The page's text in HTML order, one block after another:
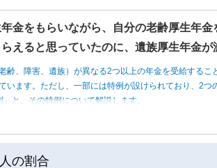
金をもらいながら、自分の老齢厚生年
らえると思っていたのに、遺族厚生年金
齢、障害、遺族）が異なる2つ以上の年金を受給する
います。ただし、一部には特例が設けられており、2
」と、その特例について解説します。
の割合